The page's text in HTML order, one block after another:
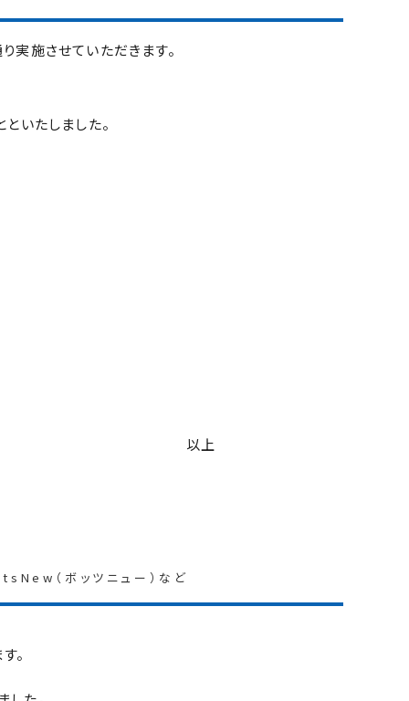
実施させていただきます。
いたしました。
以上
（ボッツニュー）など
。